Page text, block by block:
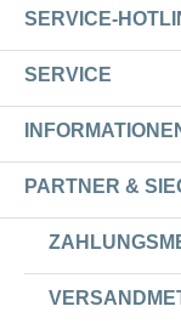
SERVICE-
SERVICE
PARTNER &